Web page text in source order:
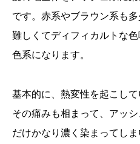
です。赤系やブラウン系も
難しくてディフィカルトな
色系になります。
基本的に、熱変性を起こして
その痛みも相まって、アッ
だけかなり濃く染まってし